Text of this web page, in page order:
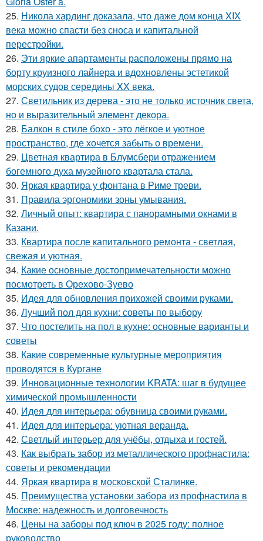
25. Никола хардинг доказала, что даже дом конца XIX
века можно спасти без сноса и капитальной
перестройки.
26. Эти яркие апартаменты расположены прямо на
борту круизного лайнера и вдохновлены эстетикой
морских судов середины XX века.
27. Светильник из дерева - это не только источник света,
но и выразительный элемент декора.
28. Балкон в стиле бохо - это лёгкое и уютное
пространство, где хочется забыть о времени.
29. Цветная квартира в Блумсбери отражением
богемного духа музейного квартала стала.
30. Яркая квартира у фонтана в Риме треви.
31. Правила эргономики зоны умывания.
32. Личный опыт: квартира с панорамными окнами в
Казани.
33. Квартира после капитального ремонта - светлая,
свежая и уютная.
34. Какие основные достопримечательности можно
посмотреть в Орехово-Зуево
35. Идея для обновления прихожей своими руками.
36. Лучший пол для кухни: советы по выбору
37. Что постелить на пол в кухне: основные варианты и
советы
38. Какие современные культурные мероприятия
проводятся в Кургане
39. Инновационные технологии KRATA: шаг в будущее
химической промышленности
40. Идея для интерьера: обувница своими руками.
41. Идея для интерьера: уютная веранда.
42. Светлый интерьер для учёбы, отдыха и гостей.
43. Как выбрать забор из металлического профнастила:
советы и рекомендации
44. Яркая квартира в московской Сталинке.
45. Преимущества установки забора из профнастила в
Москве: надежность и долговечность
46. Цены на заборы под ключ в 2025 году: полное
руководство